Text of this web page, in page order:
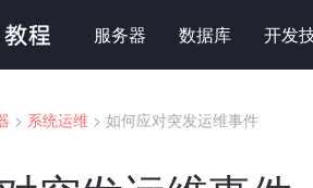
服务器 数据库 开发
> 系统运维 > 如何应对突发运维事件